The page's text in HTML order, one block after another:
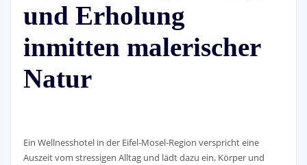
und Erholung
inmitten malerischer
Natur
Ein Wellnesshotel in der Eifel-Mosel-Region verspricht eine
Auszeit vom stressigen Alltag und lädt dazu ein, Körper und